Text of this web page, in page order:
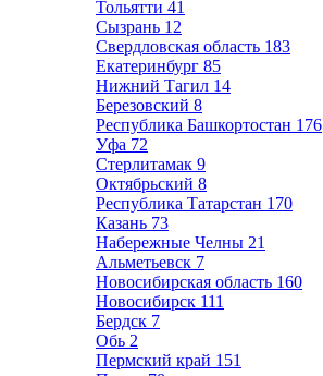
Тольятти 41
Сызрань 12
Свердловская область 183
Екатеринбург 85
Нижний Тагил 14
Березовский 8
Республика Башкортостан 176
Уфа 72
Стерлитамак 9
Октябрьский 8
Республика Татарстан 170
Казань 73
Набережные Челны 21
Альметьевск 7
Новосибирская область 160
Новосибирск 111
Бердск 7
Обь 2
Пермский край 151